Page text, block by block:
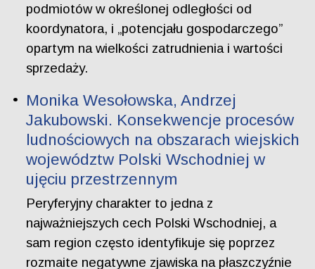
podmiotów w określonej odległości od
koordynatora, i „potencjału gospodarczego”
opartym na wielkości zatrudnienia i wartości
sprzedaży.
Monika Wesołowska, Andrzej
Jakubowski. Konsekwencje procesów
ludnościowych na obszarach wiejskich
województw Polski Wschodniej w
ujęciu przestrzennym
Peryferyjny charakter to jedna z
najważniejszych cech Polski Wschodniej, a
sam region często identyfikuje się poprzez
rozmaite negatywne zjawiska na płaszczyźnie